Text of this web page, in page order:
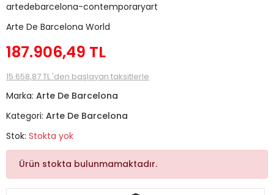
artedebarcelona-contemporaryart
Arte De Barcelona World
187.906,49 TL
15.658,87 TL 'den başlayan taksitlerle
Marka: Arte De Barcelona
Kategori: Arte De Barcelona
Stok: Stokta yok
Ürün stokta bulunmamaktadır.